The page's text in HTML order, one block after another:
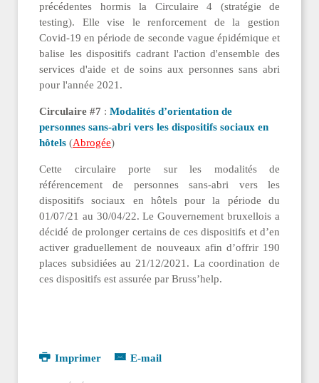
précédentes hormis la Circulaire 4 (stratégie de
testing). Elle vise le renforcement de la gestion
Covid-19 en période de seconde vague épidémique et
balise les dispositifs cadrant l'action d'ensemble des
services d'aide et de soins aux personnes sans abri
pour l'année 2021.
Circulaire #7 : Modalités d’orientation de
personnes sans-abri vers les dispositifs sociaux en
hôtels (Abrogée)
Cette circulaire porte sur les modalités de
référencement de personnes sans-abri vers les
dispositifs sociaux en hôtels pour la période du
01/07/21 au 30/04/22. Le Gouvernement bruxellois a
décidé de prolonger certains de ces dispositifs et d’en
activer graduellement de nouveaux afin d’offrir 190
places subsidiées au 21/12/2021. La coordination de
ces dispositifs est assurée par Bruss’help.
Imprimer E-mail